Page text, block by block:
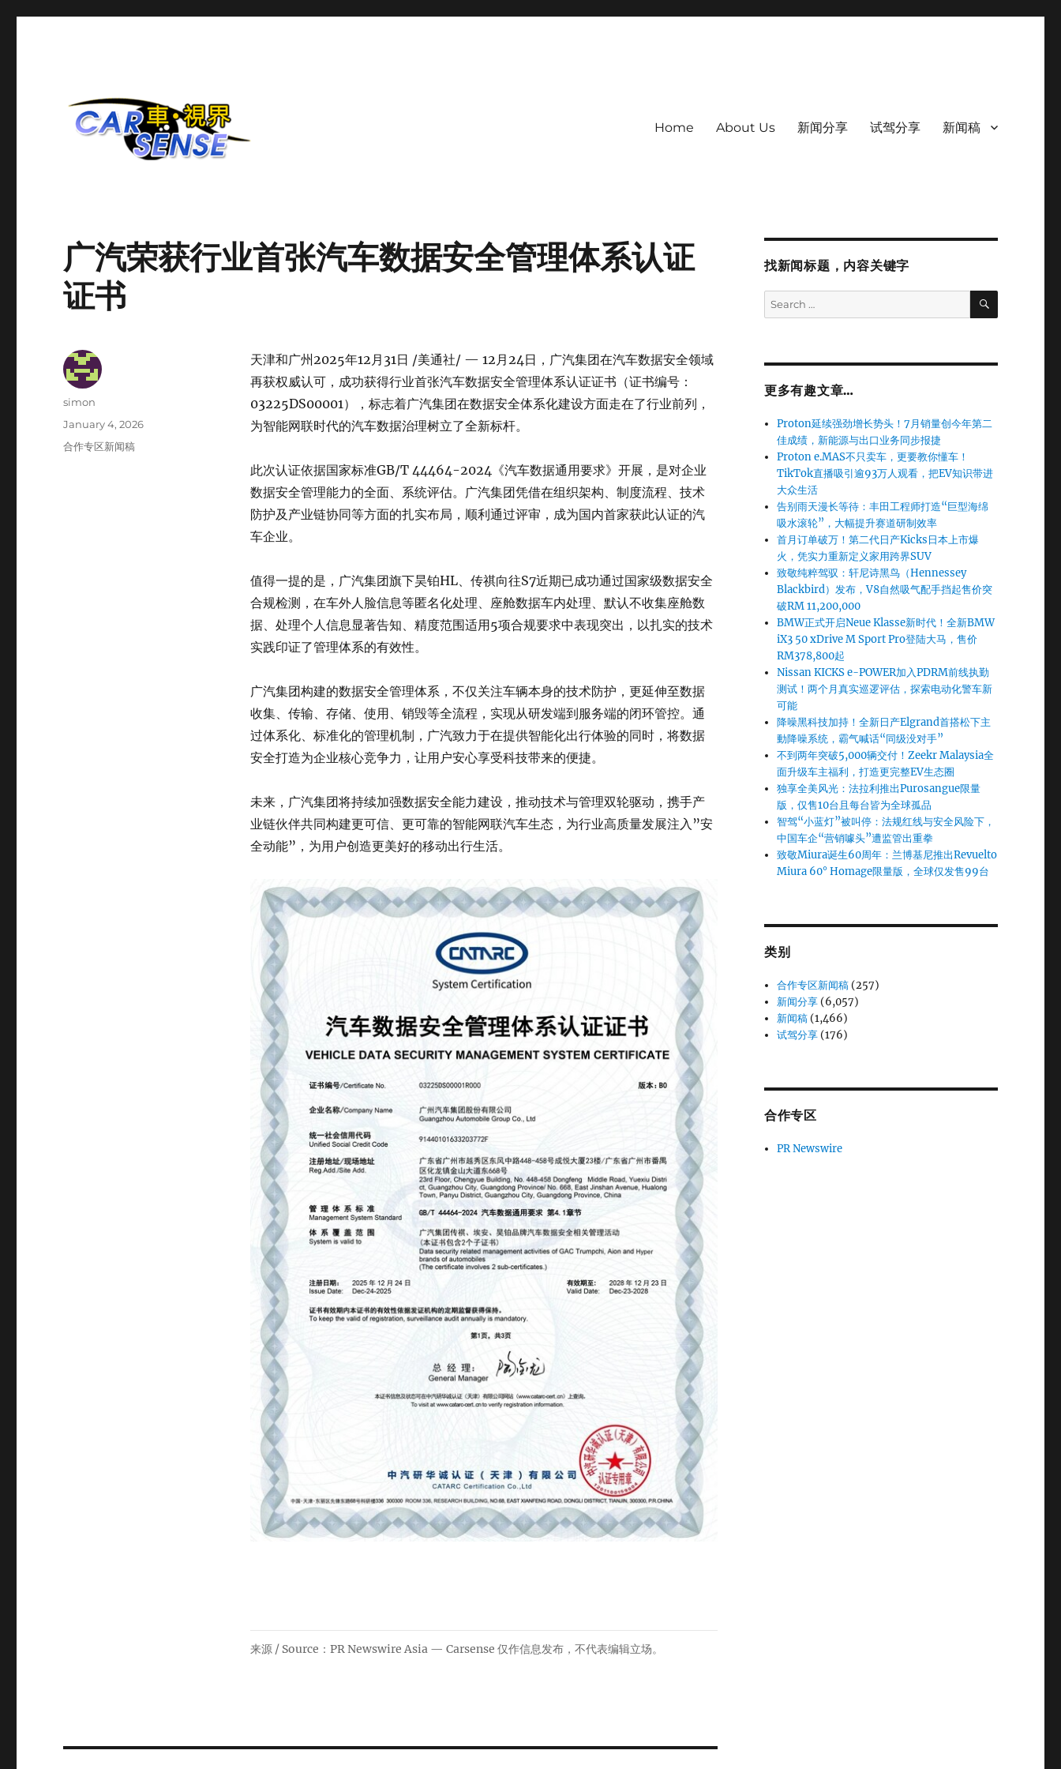
Home About Us 新闻分享 试驾分享 新闻稿
广汽荣获行业首张汽车数据安全管理体系认证
证书
天津和广州2025年12月31日 /美通社/ — 12月24日，广汽集团在汽车数据安全领域
再获权威认可，成功获得行业首张汽车数据安全管理体系认证证书（证书编号：
03225DS00001），标志着广汽集团在数据安全体系化建设方面走在了行业前列，
为智能网联时代的汽车数据治理树立了全新标杆。
此次认证依据国家标准GB/T 44464-2024《汽车数据通用要求》开展，是对企业
数据安全管理能力的全面、系统评估。广汽集团凭借在组织架构、制度流程、技术
防护及产业链协同等方面的扎实布局，顺利通过评审，成为国内首家获此认证的汽
车企业。
值得一提的是，广汽集团旗下昊铂HL、传祺向往S7近期已成功通过国家级数据安全
合规检测，在车外人脸信息等匿名化处理、座舱数据车内处理、默认不收集座舱数
据、处理个人信息显著告知、精度范围适用5项合规要求中表现突出，以扎实的技术
实践印证了管理体系的有效性。
广汽集团构建的数据安全管理体系，不仅关注车辆本身的技术防护，更延伸至数据
收集、传输、存储、使用、销毁等全流程，实现从研发端到服务端的闭环管控。通
过体系化、标准化的管理机制，广汽致力于在提供智能化出行体验的同时，将数据
安全打造为企业核心竞争力，让用户安心享受科技带来的便捷。
未来，广汽集团将持续加强数据安全能力建设，推动技术与管理双轮驱动，携手产
业链伙伴共同构建更可信、更可靠的智能网联汽车生态，为行业高质量发展注入”安
全动能”，为用户创造更美好的移动出行生活。
来源 / Source：PR Newswire Asia — Carsense 仅作信息发布，不代表编辑立场。
Author
simon
Posted
on
January 4, 2026
Categories
合作专区新闻稿
找新闻标题，内容关键字
Search
for:
SEARCH
更多有趣文章…
Proton延续强劲增长势头！7月销量创今年第二
佳成绩，新能源与出口业务同步报捷
Proton e.MAS不只卖车，更要教你懂车！
TikTok直播吸引逾93万人观看，把EV知识带进
大众生活
告别雨天漫长等待：丰田工程师打造“巨型海绵
吸水滚轮”，大幅提升赛道研制效率
首月订单破万！第二代日产Kicks日本上市爆
火，凭实力重新定义家用跨界SUV
致敬纯粹驾驭：轩尼诗黑鸟（Hennessey
Blackbird）发布，V8自然吸气配手挡起售价突
破RM 11,200,000
BMW正式开启Neue Klasse新时代！全新BMW
iX3 50 xDrive M Sport Pro登陆大马，售价
RM378,800起
Nissan KICKS e-POWER加入PDRM前线执勤
测试！两个月真实巡逻评估，探索电动化警车新
可能
降噪黑科技加持！全新日产Elgrand首搭松下主
動降噪系统，霸气喊话“同级没对手”
不到两年突破5,000辆交付！Zeekr Malaysia全
面升级车主福利，打造更完整EV生态圈
独享全美风光：法拉利推出Purosangue限量
版，仅售10台且每台皆为全球孤品
智驾“小蓝灯”被叫停：法规红线与安全风险下，
中国车企“营销噱头”遭监管出重拳
致敬Miura诞生60周年：兰博基尼推出Revuelto
Miura 60° Homage限量版，全球仅发售99台
类别
合作专区新闻稿 (257)
新闻分享 (6,057)
新闻稿 (1,466)
试驾分享 (176)
合作专区
PR Newswire